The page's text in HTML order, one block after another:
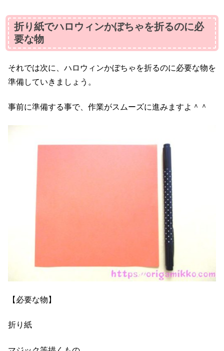
折り紙でハロウィンかぼちゃを折るのに必
要な物
それでは次に、ハロウィンかぼちゃを折るのに必要な物を
準備していきましょう。
事前に準備する事で、作業がスムーズに進みますよ＾＾
【必要な物】
折り紙